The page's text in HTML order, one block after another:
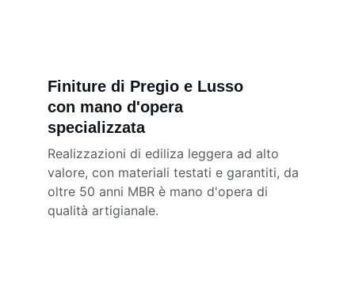
Finiture di Pregio e Lusso
con mano d'opera
specializzata
Realizzazioni di ediliza leggera ad alto
valore, con materiali testati e garantiti, da
oltre 50 anni MBR è mano d'opera di
qualità artigianale.